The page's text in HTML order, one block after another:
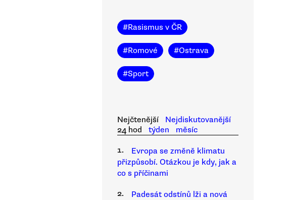
#Rasismus v ČR
#Romové #Ostrava
#Sport
Nejčtenější
Nejdiskutovanější
24 hod
týden
měsíc
1.
Evropa se změně klimatu
přizpůsobí. Otázkou je kdy, jak a
co s příčinami
2.
Padesát odstínů lži a nová